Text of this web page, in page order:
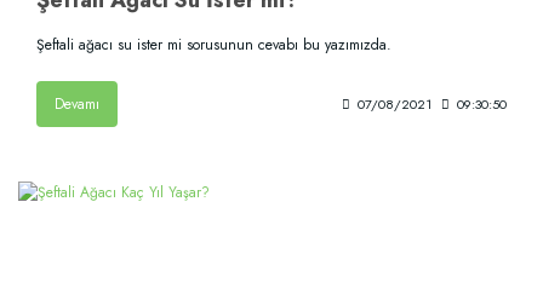
Şeftali ağacı su ister mi sorusunun cevabı bu yazımızda.
Devamı 07/08/2021 09:30:50